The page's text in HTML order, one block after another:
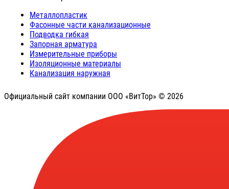
Металлопластик
Фасонные части канализационные
Подводка гибкая
Запорная арматура
Измерительные приборы
Изоляционные материалы
Канализация наружная
Официальный сайт компании ООО «ВитТор» © 2026